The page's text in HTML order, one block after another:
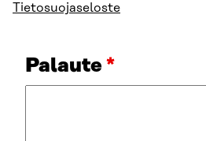
Tietosuojaseloste
Palaute *